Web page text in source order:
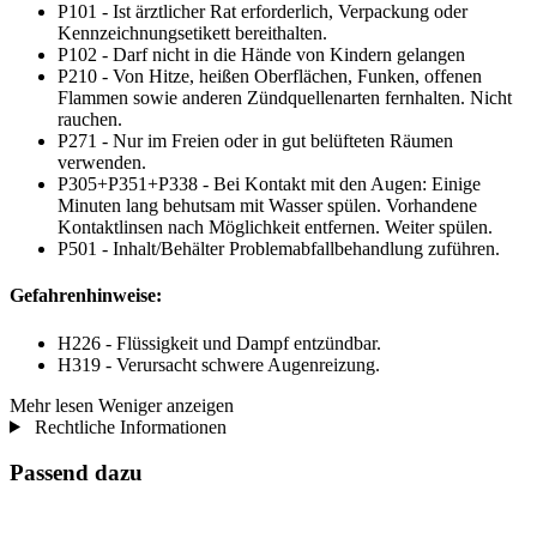
P101 - Ist ärztlicher Rat erforderlich, Verpackung oder
Kennzeichnungsetikett bereithalten.
P102 - Darf nicht in die Hände von Kindern gelangen
P210 - Von Hitze, heißen Oberflächen, Funken, offenen
Flammen sowie anderen Zündquellenarten fernhalten. Nicht
rauchen.
P271 - Nur im Freien oder in gut belüfteten Räumen
verwenden.
P305+P351+P338 - Bei Kontakt mit den Augen: Einige
Minuten lang behutsam mit Wasser spülen. Vorhandene
Kontaktlinsen nach Möglichkeit entfernen. Weiter spülen.
P501 - Inhalt/Behälter Problemabfallbehandlung zuführen.
Gefahrenhinweise:
H226 - Flüssigkeit und Dampf entzündbar.
H319 - Verursacht schwere Augenreizung.
Mehr lesen Weniger anzeigen
Rechtliche Informationen
Passend dazu